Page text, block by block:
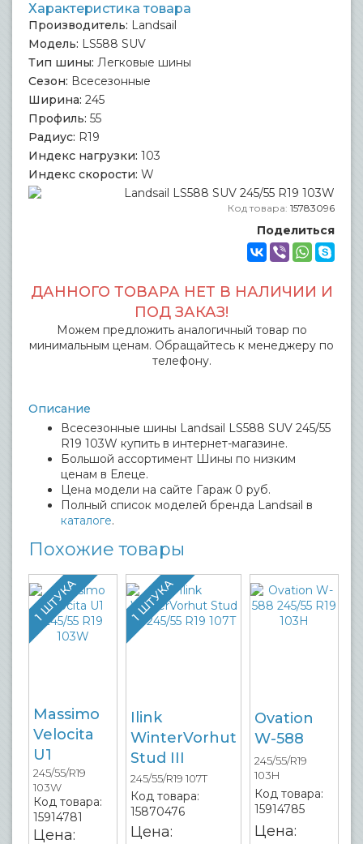
Характеристика товара
Производитель: Landsail
Модель: LS588 SUV
Тип шины: Легковые шины
Сезон: Всесезонные
Ширина: 245
Профиль: 55
Радиус: R19
Индекс нагрузки: 103
Индекс скорости: W
Код товара: 15783096
Поделиться
ДАННОГО ТОВАРА НЕТ В НАЛИЧИИ И
ПОД ЗАКАЗ!
Можем предложить аналогичный товар по
минимальным ценам. Обращайтесь к менеджеру по
телефону.
Описание
Всесезонные шины Landsail LS588 SUV 245/55
R19 103W купить в интернет-магазине.
Большой ассортимент Шины по низким
ценам в Елеце.
Цена модели на сайте Гараж 0 руб.
Полный список моделей бренда Landsail в
каталоге.
Похожие товары
1 ШТУКА
Massimo
Velocita
U1
245/55/R19
103W
Код товара:
15914781
Цена:
1 ШТУКА
Ilink
WinterVorhut
Stud III
245/55/R19 107T
Код товара:
15870476
Цена:
Ovation
W-588
245/55/R19
103H
Код товара:
15914785
Цена: